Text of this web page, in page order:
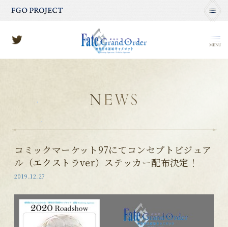
MENU
コミックマーケット97にてコンセプトビジュア
ル（エクストラver）ステッカー配布決定！
2019.12.27